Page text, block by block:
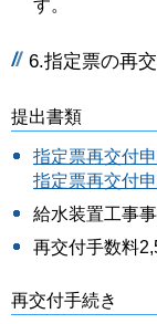
す。
6.指定票の再
提出書類
指定票再交付
指定票再交付
給水装置工事
再交付手数料
再交付手続き